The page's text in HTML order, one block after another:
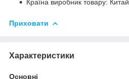
Країна виробник товару: Китай
Приховати
Характеристики
Основні